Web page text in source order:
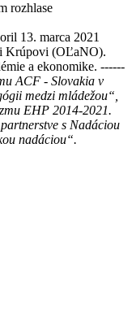
rozhlase
13. marca 2021
Krúpovi (OĽaNO).
a ekonomike. ------
ACF - Slovakia v
medzi mládežou“,
EHP 2014-2021.
s Nadáciou
nadáciou“.